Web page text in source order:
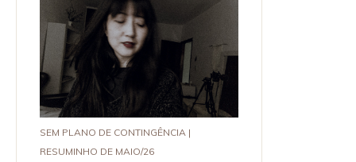
SEM PLANO DE CONTINGÊNCIA |
RESUMINHO DE MAIO/26